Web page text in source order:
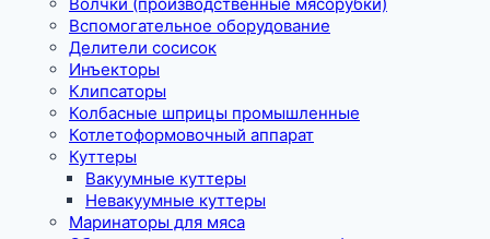
Волчки (производственные мясорубки)
Вспомогательное оборудование
Делители сосисок
Инъекторы
Клипсаторы
Колбасные шприцы промышленные
Котлетоформовочный аппарат
Куттеры
Вакуумные куттеры
Невакуумные куттеры
Маринаторы для мяса